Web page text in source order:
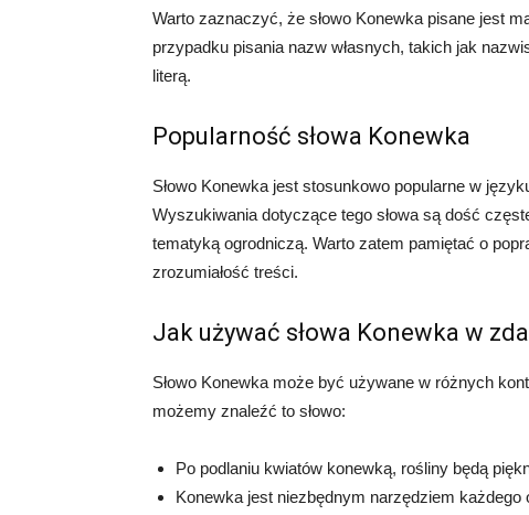
Warto zaznaczyć, że słowo Konewka pisane jest
przypadku pisania nazw własnych, takich jak
literą.
Popularność słowa Konewka
Słowo Konewka jest stosunkowo popularne w
Wyszukiwania dotyczące tego słowa są dość
tematyką ogrodniczą. Warto zatem pamiętać o
zrozumiałość treści.
Jak używać słowa Konewka w
Słowo Konewka może być używane w różnych
możemy znaleźć to słowo:
Po podlaniu kwiatów konewką, rośliny będą
Konewka jest niezbędnym narzędziem każdego